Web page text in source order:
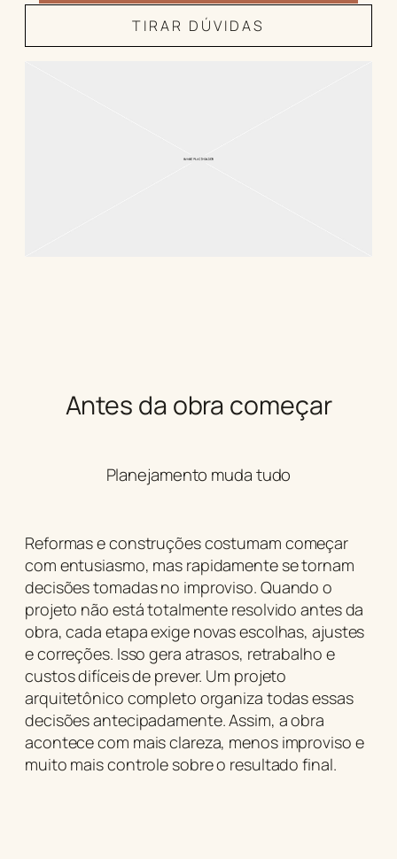
TIRAR DÚVIDAS
Antes da obra começar
Planejamento muda tudo
Reformas e construções costumam começar
com entusiasmo, mas rapidamente se tornam
decisões tomadas no improviso. Quando o
projeto não está totalmente resolvido antes da
obra, cada etapa exige novas escolhas, ajustes
e correções. Isso gera atrasos, retrabalho e
custos difíceis de prever. Um projeto
arquitetônico completo organiza todas essas
decisões antecipadamente. Assim, a obra
acontece com mais clareza, menos improviso e
muito mais controle sobre o resultado final.